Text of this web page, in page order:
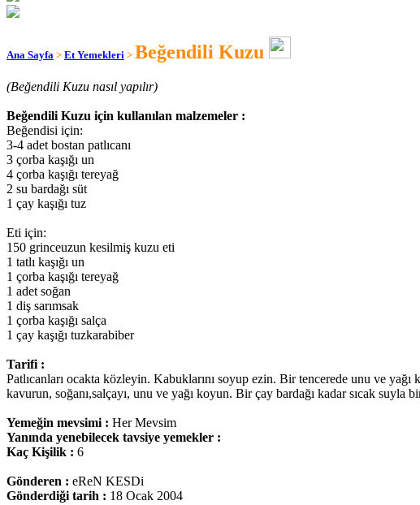
Ana Sayfa > Et Yemekleri > Beğendili Kuzu
(Beğendili Kuzu nasıl yapılır)
Beğendili Kuzu için kullanılan malzemeler :
Beğendisi için:
3-4 adet bostan patlıcanı
3 çorba kaşığı un
4 çorba kaşığı tereyağ
2 su bardağı süt
1 çay kaşığı tuz
Eti için:
150 grinceuzun kesilmiş kuzu eti
1 tatlı kaşığı un
1 çorba kaşığı tereyağ
1 adet soğan
1 diş sarımsak
1 çorba kaşığı salça
1 çay kaşığı tuzkarabiber
Tarifi :
Patlıcanları ocakta közleyin. Kabuklarını soyup ezin. Bir tencerede unu ve
kavurun, soğanı,salçayı, unu ve yağı koyun. Bir çay bardağı kadar sıcak
Yemeğin mevsimi : Her Mevsim
Yanında yenebilecek tavsiye yemekler :
Kaç Kişilik : 6
Gönderen : eReN KESDi
Gönderdiği tarih : 18 Ocak 2004